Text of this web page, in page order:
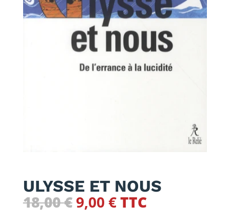
ULYSSE ET NOUS
18,00€ Le
9,00 €Le
TTC